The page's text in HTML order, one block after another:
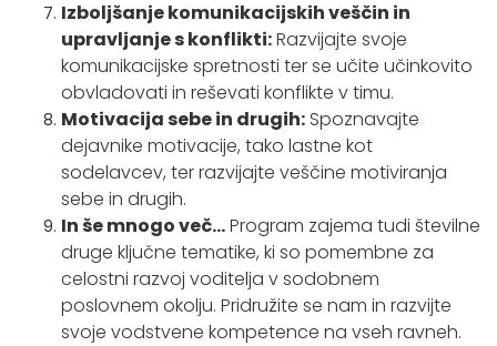
Izboljšanje komunikacijskih veščin in
upravljanje s konflikti:Razvijajte svoje
komunikacijske spretnosti ter se učite učinkovito
obvladovati in reševati konflikte v timu.
Motivacija sebe in drugih: Spoznavajte
dejavnike motivacije, tako lastne kot
sodelavcev, ter razvijajte veščine motiviranja
sebe in drugih.
In še mnogo več...Program zajema tudi številne
druge ključne tematike, ki so pomembne za
celostni razvoj voditelja v sodobnem
poslovnem okolju. Pridružite se nam in razvijte
svoje vodstvene kompetence na vseh ravneh.